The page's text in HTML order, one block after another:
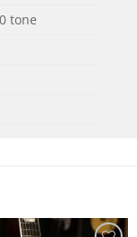
tone